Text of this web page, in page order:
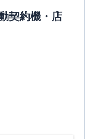
契約機・店